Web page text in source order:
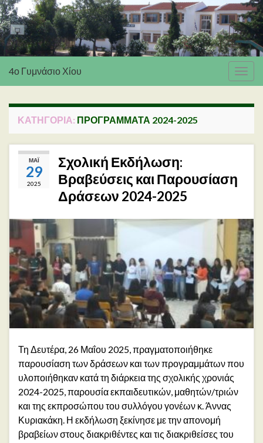
4ο Γυμνάσιο Χίου
ΚΑΤΗΓΟΡΊΑ: ΠΡΟΓΡΆΜΜΑΤΑ 2024-2025
ΜΆΙ
29
2025
Σχολική Εκδήλωση:
Βραβεύσεις και Παρουσίαση
Δράσεων 2024-2025
Τη Δευτέρα, 26 Μαΐου 2025, πραγματοποιήθηκε
παρουσίαση των δράσεων και των προγραμμάτων που
υλοποιήθηκαν κατά τη διάρκεια της σχολικής χρονιάς
2024-2025, παρουσία εκπαιδευτικών, μαθητών/τριών
και της εκπροσώπου του συλλόγου γονέων κ. Άννας
Κυριακάκη. Η εκδήλωση ξεκίνησε με την απονομή
βραβείων στους διακριθέντες και τις διακριθείσες του